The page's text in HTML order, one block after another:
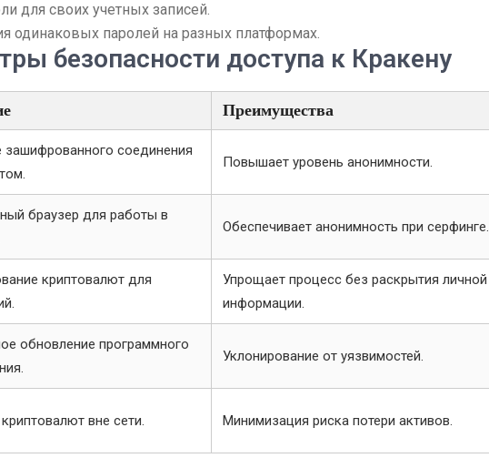
для своих учетных записей.
одинаковых паролей на разных платформах.
безопасности доступа к Кракену
Преимущества
зашифрованного соединения
Повышает уровень анонимности.
браузер для работы в
Обеспечивает анонимность при серфинге.
криптовалют для
Упрощает процесс без раскрытия личной
информации.
обновление программного
Уклонирование от уязвимостей.
вне сети. Минимизация риска потери активов.